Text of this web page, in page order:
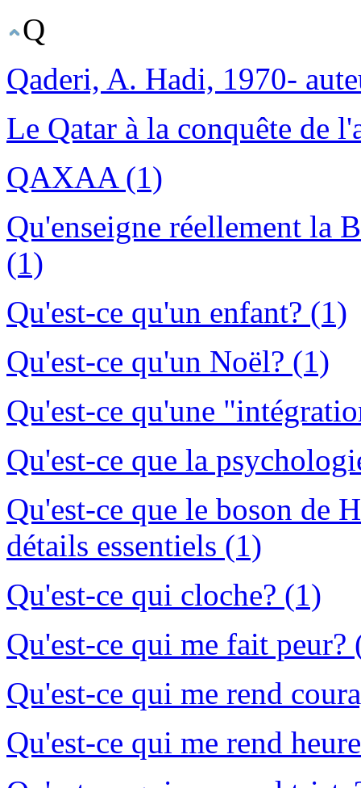
Q
Qaderi, A. Hadi, 1970-
Le Qatar à la conquête de
QAXAA (1)
Qu'enseigne réellement la
(1)
Qu'est-ce qu'un enfant? (1)
Qu'est-ce qu'un Noël? (1)
Qu'est-ce qu'une
Qu'est-ce que la
Qu'est-ce que le boson de
détails essentiels (1)
Qu'est-ce qui cloche? (1)
Qu'est-ce qui me fait peur?
Qu'est-ce qui me rend
Qu'est-ce qui me rend